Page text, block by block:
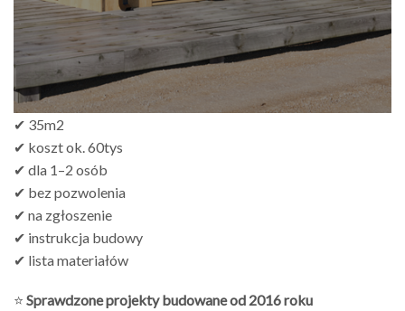
✔ 35m2
✔ koszt ok. 60tys
✔ dla 1–2 osób
✔ bez pozwolenia
✔ na zgłoszenie
✔ instrukcja budowy
✔ lista materiałów
⭐ Sprawdzone projekty budowane od 2016 roku